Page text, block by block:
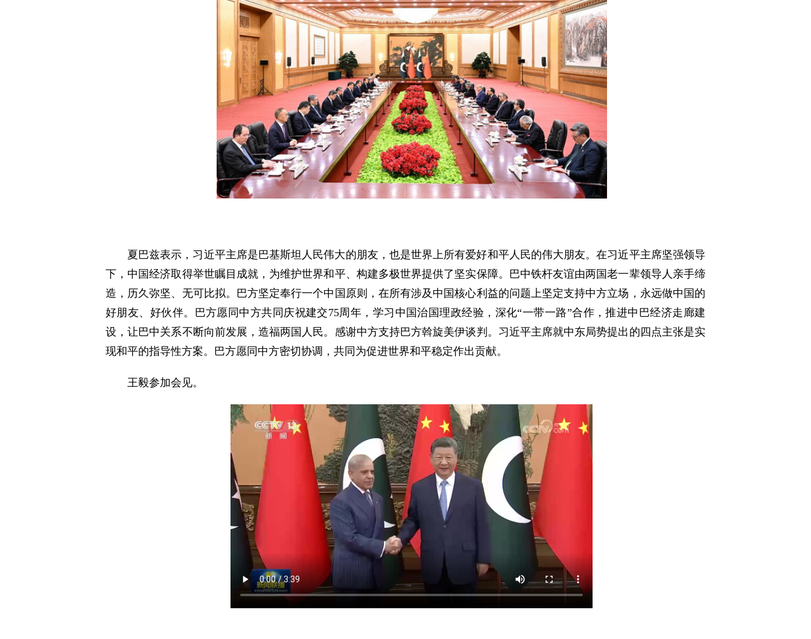
夏巴兹表示，习近平主席是巴基斯坦人民伟大的朋友，也是世界上所有爱好和平人民的伟大朋友。在习近平主席坚强领导
下，中国经济取得举世瞩目成就，为维护世界和平、构建多极世界提供了坚实保障。巴中铁杆友谊由两国老一辈领导人亲手缔
造，历久弥坚、无可比拟。巴方坚定奉行一个中国原则，在所有涉及中国核心利益的问题上坚定支持中方立场，永远做中国的
好朋友、好伙伴。巴方愿同中方共同庆祝建交75周年，学习中国治国理政经验，深化“一带一路”合作，推进中巴经济走廊建
设，让巴中关系不断向前发展，造福两国人民。感谢中方支持巴方斡旋美伊谈判。习近平主席就中东局势提出的四点主张是实
现和平的指导性方案。巴方愿同中方密切协调，共同为促进世界和平稳定作出贡献。
王毅参加会见。